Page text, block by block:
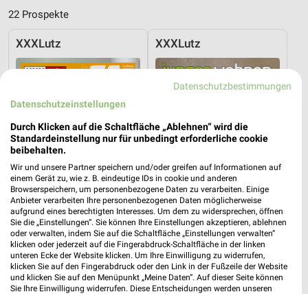
22 Prospekte
XXXLutz
7,2 km
Wohnenpreishits
Gültig bis Fr. 14.08.
XXXLutz
7,2 km
Junges Wohnen
Gültig bis Fr. 14.08.
Datenschutzbestimmungen
Datenschutzeinstellungen
Durch Klicken auf die Schaltfläche „Ablehnen“ wird die
Standardeinstellung nur für unbedingt erforderliche cookie
beibehalten.
Wir und unsere Partner speichern und/oder greifen auf Informationen auf
einem Gerät zu, wie z. B. eindeutige IDs in cookie und anderen
Browserspeichern, um personenbezogene Daten zu verarbeiten. Einige
Anbieter verarbeiten Ihre personenbezogenen Daten möglicherweise
aufgrund eines berechtigten Interesses. Um dem zu widersprechen, öffnen
Sie die „Einstellungen“. Sie können Ihre Einstellungen akzeptieren, ablehnen
oder verwalten, indem Sie auf die Schaltfläche „Einstellungen verwalten“
klicken oder jederzeit auf die Fingerabdruck-Schaltfläche in der linken
unteren Ecke der Website klicken. Um Ihre Einwilligung zu widerrufen,
klicken Sie auf den Fingerabdruck oder den Link in der Fußzeile der Website
und klicken Sie auf den Menüpunkt „Meine Daten“. Auf dieser Seite können
Sie Ihre Einwilligung widerrufen. Diese Entscheidungen werden unseren